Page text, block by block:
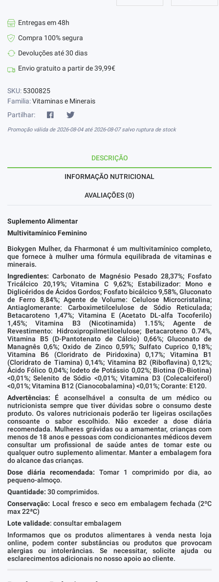
Entregas em 48h
Compra 100% segura
Devoluções até 30 dias
Envio gratuito a partir de 39,99€
SKU: 5300825
Familia:Vitaminas e Minerais
Partilhar:
Promoção válida de 2026-08-04 até 2026-08-07 salvo ruptura de stock
DESCRIÇÃO
INFORMAÇÃO NUTRICIONAL
AVALIAÇÕES (0)
Suplemento Alimentar
Multivitamínico Feminino
Biokygen Mulher, da Fharmonat é um multivitamínico completo,
que fornece à mulher uma fórmula equilibrada de vitaminas e
minerais.
Ingredientes: Carbonato de Magnésio Pesado 28,37%; Fosfato
Tricálcico 20,19%; Vitamina C 9,62%; Estabilizador: Mono e
Diglicéridos de Ácidos Gordos; Fosfato bicálcico 9,58%, Gluconato
de Ferro 8,84%; Agente de Volume: Celulose Microcristalina;
Antiaglomerante: Carboximetilcelulose de Sódio Reticulada;
Betacaroteno 1,47%; Vitamina E (Acetato DL-alfa Tocoferilo)
1,45%; Vitamina B3 (Nicotinamida) 1.15%; Agente de
Revestimento: Hidroxipropilmetilcelulose; Betacaroteno 0.74%,
Vitamina B5 (D-Pantotenato de Cálcio) 0,66%; Gluconato de
Managnês 0,6%; Oxido de Zinco 0,59%; Sulfato Cuprico 0,18%;
Vitamina B6 (Cloridrato de Piridoxina) 0,17%; Vitamina B1
(Cloridrato de Tiamina) 0,14%; Vitamina B2 (Riboflavina) 0,12%;
Ácido Fólico 0,04%; lodeto de Potássio 0,02%; Biotina (D-Biotina)
<0,01%; Selenito de Sódio <0,01%; Vitamina D3 (Colecalciferol)
<0,01%; Vitamina B12 (Cianocobalamina) <0,01%; Corante: E120.
Advertências: É aconselhável a consulta de um médico ou
nutricionista sempre que tiver dúvidas sobre o consumo deste
produto. Os valores nutricionais poderão ter ligeiras oscilações
consoante o sabor escolhido. Não exceder a dose diária
recomendada. Mulheres grávidas ou a amamentar, crianças com
menos de 18 anos e pessoas com condicionantes médicos devem
consultar um profissional de saúde antes de tomar este ou
qualquer outro suplemento alimentar. Manter a embalagem fora
do alcance das crianças.
Dose diária recomendada: Tomar 1 comprimido por dia, ao
pequeno-almoço.
Quantidade: 30 comprimidos.
Conservação: Local fresco e seco em embalagem fechada (2ºC
max 22ªC)
Lote validade: consultar embalagem
Informamos que os produtos alimentares à venda nesta loja
online, podem conter substâncias ou produtos que provocam
alergias ou intolerâncias. Se necessitar, solicite ajuda ou
esclarecimentos adicionais no nosso apoio ao cliente.